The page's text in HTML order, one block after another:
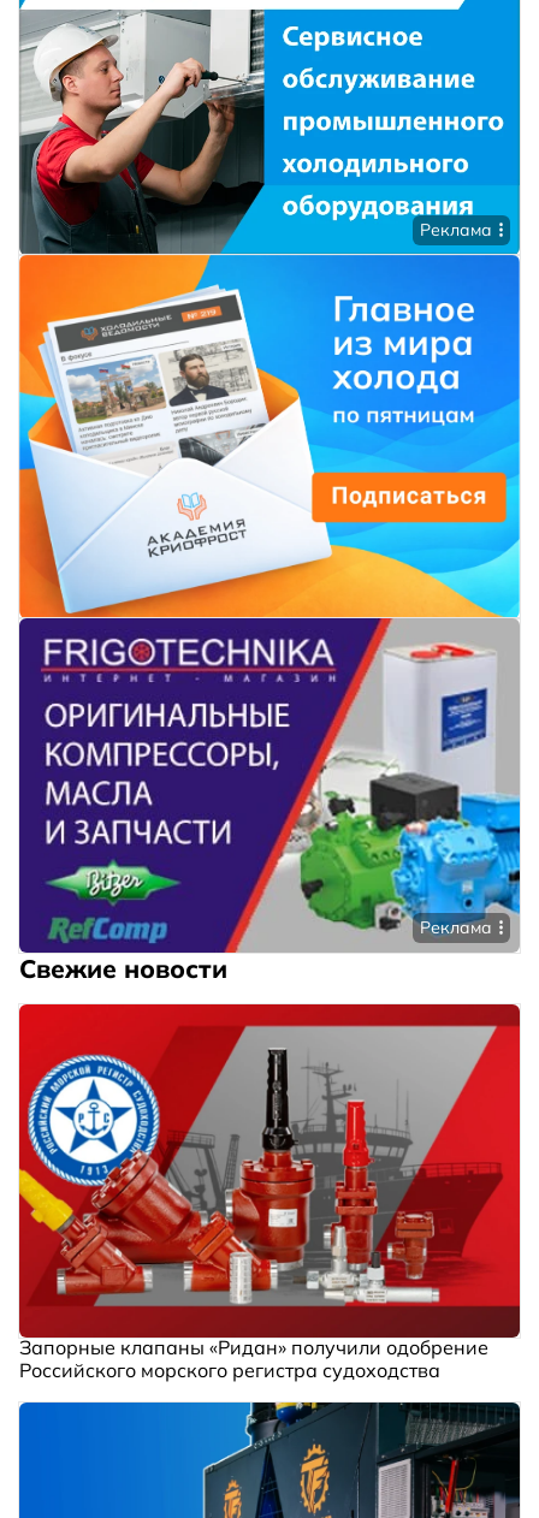
Реклама
Реклама
Свежие новости
Запорные клапаны «Ридан» получили одобрение
Российского морского регистра судоходства